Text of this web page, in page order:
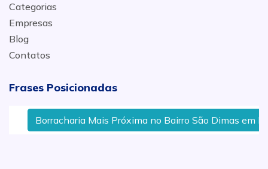
Categorias
Empresas
Blog
Contatos
Frases Posicionadas
Borracharia Mais Próxima no Bairro São Dimas em